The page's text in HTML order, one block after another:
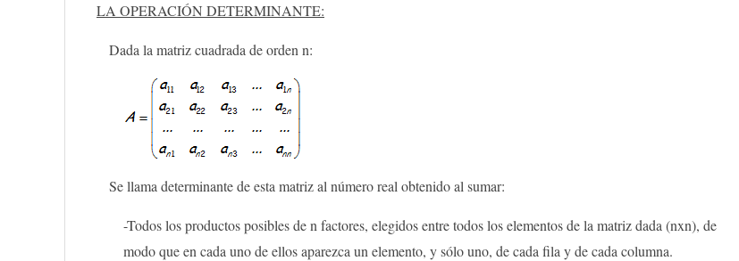
LA OPERACIÓN DETERMINANTE:
Dada la matriz cuadrada de orden n:
Se llama determinante de esta matriz al número real obtenido al sumar:
-Todos los productos posibles de n factores, elegidos entre todos los elementos de la matriz dada (nxn), de
modo que en cada uno de ellos aparezca un elemento, y sólo uno, de cada fila y de cada columna.